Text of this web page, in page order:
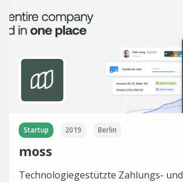
Startup 2019 Berlin
moss
Technologiegestützte Zahlungs- und